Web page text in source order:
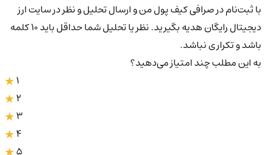
با ثبت‌نام در صرافی کیف پول من و ارسال تحلیل و نظر در سایت ارز
دیجیتال رایگان هدیه بگیرید. نظر یا تحلیل شما حداقل باید ۱۰ کلمه
باشد و تکراری نباشد.
به این مطلب چند امتیاز می‌دهید؟
3
4
5